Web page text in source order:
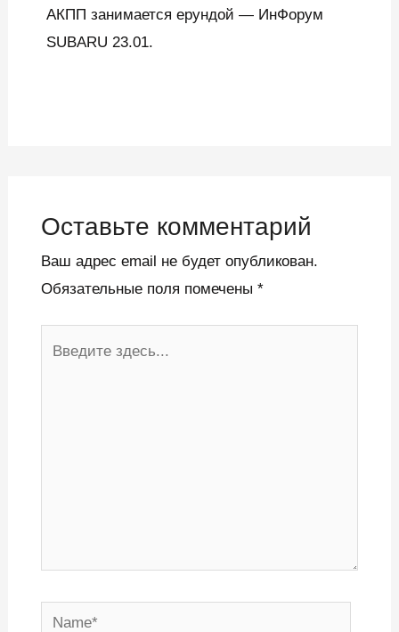
АКПП занимается ерундой — ИнФорум
SUBARU 23.01.
Оставьте комментарий
Ваш адрес email не будет опубликован.
Обязательные поля помечены *
Name*